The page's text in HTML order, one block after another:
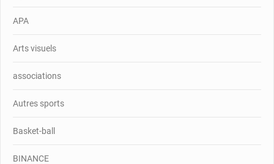
APA
Arts visuels
associations
Autres sports
Basket-ball
BINANCE